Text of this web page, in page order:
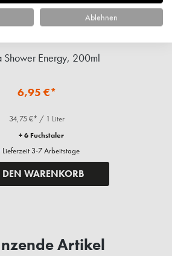
Shower Energy, 200ml
6,95 €*
34,75 €* / 1 Liter
+ 6 Fuchstaler
Lieferzeit 3-7 Arbeitstage
WARENKORB
Artikel
Ablehnen